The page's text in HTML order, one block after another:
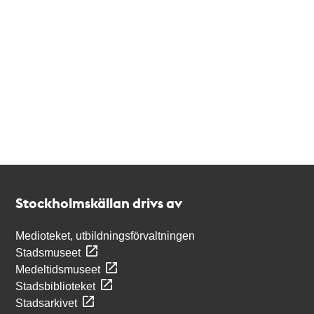
Stockholmskällan drivs av
Medioteket, utbildningsförvaltningen
Stadsmuseet
Medeltidsmuseet
Stadsbiblioteket
Stadsarkivet